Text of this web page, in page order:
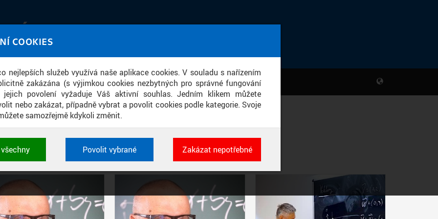
COOKIES
nejlepších služeb využívá naše aplikace cookies. V souladu s nařízením
zakázána (s výjimkou cookies nezbytných pro správné fungování
povolení vyžaduje Váš aktivní souhlas. Jedním klikem můžete
nebo zakázat, případně vybrat a povolit cookies podle kategorie. Svoje
samozřejmě kdykoli změnit.
a identifikátorů relace. Jsou nezbytné pro správné
Povolit vybrané Zakázat nepotřebné
obrazem a zvukem
PŘÍSPĚVKY PODLE FILTRU
Aktivní filtry: ZDROJ: ČVUT V PRAZE, FAKULTA ELEKTROTECHNICKÁ